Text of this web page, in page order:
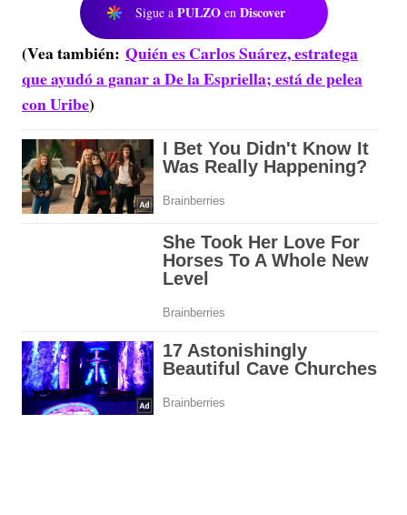
Sigue a PULZO en Discover
(Vea también: Quién es Carlos Suárez, estratega
que ayudó a ganar a De la Espriella; está de pelea
con Uribe)